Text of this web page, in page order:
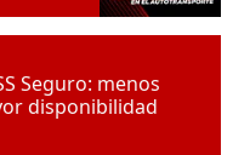
Seguro: menos
disponibilidad